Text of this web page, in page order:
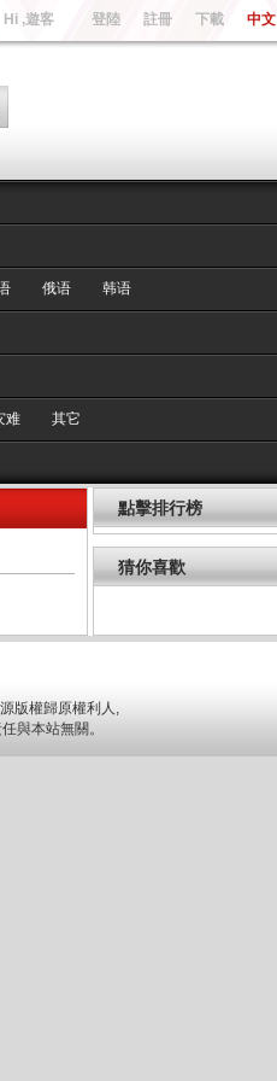
Hi ,遊客 登陸 註冊 下載 中文
俄语 韩语
难 其它
點擊排行榜
猜你喜歡
版權歸原權利人,
與本站無關。